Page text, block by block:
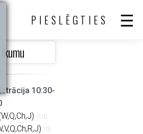
PIESLĒGTIES
10:30-
(10)
(5)